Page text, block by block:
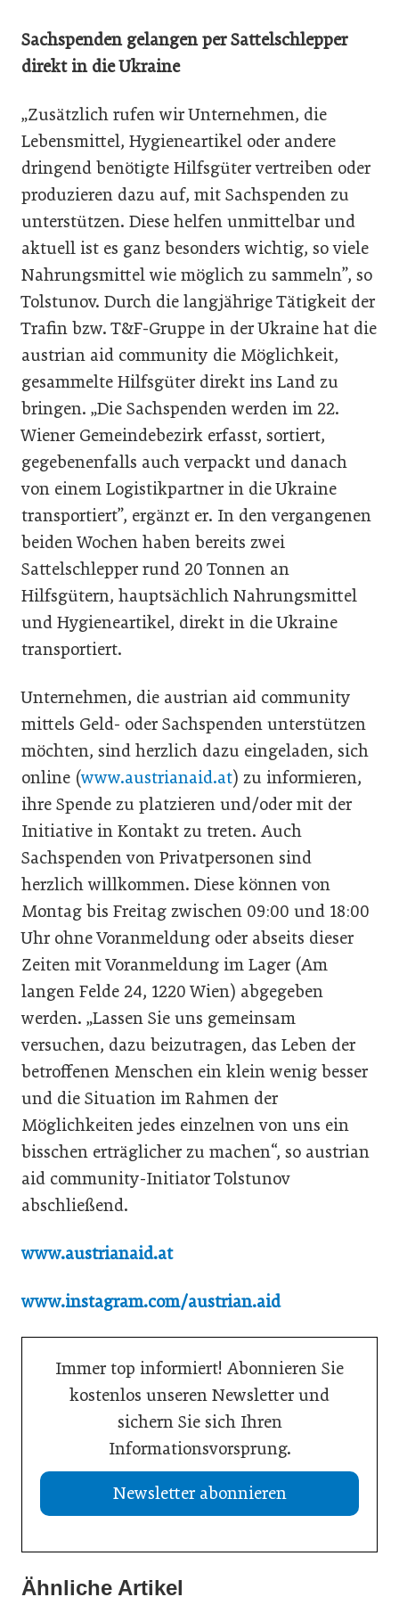
Sachspenden gelangen per Sattelschlepper
direkt in die Ukraine
„Zusätzlich rufen wir Unternehmen, die
Lebensmittel, Hygieneartikel oder andere
dringend benötigte Hilfsgüter vertreiben oder
produzieren dazu auf, mit Sachspenden zu
unterstützen. Diese helfen unmittelbar und
aktuell ist es ganz besonders wichtig, so viele
Nahrungsmittel wie möglich zu sammeln”, so
Tolstunov. Durch die langjährige Tätigkeit der
Trafin bzw. T&F-Gruppe in der Ukraine hat die
austrian aid community die Möglichkeit,
gesammelte Hilfsgüter direkt ins Land zu
bringen. „Die Sachspenden werden im 22.
Wiener Gemeindebezirk erfasst, sortiert,
gegebenenfalls auch verpackt und danach
von einem Logistikpartner in die Ukraine
transportiert”, ergänzt er. In den vergangenen
beiden Wochen haben bereits zwei
Sattelschlepper rund 20 Tonnen an
Hilfsgütern, hauptsächlich Nahrungsmittel
und Hygieneartikel, direkt in die Ukraine
transportiert.
Unternehmen, die austrian aid community
mittels Geld- oder Sachspenden unterstützen
möchten, sind herzlich dazu eingeladen, sich
online (www.austrianaid.at) zu informieren,
ihre Spende zu platzieren und/oder mit der
Initiative in Kontakt zu treten. Auch
Sachspenden von Privatpersonen sind
herzlich willkommen. Diese können von
Montag bis Freitag zwischen 09:00 und 18:00
Uhr ohne Voranmeldung oder abseits dieser
Zeiten mit Voranmeldung im Lager (Am
langen Felde 24, 1220 Wien) abgegeben
werden. „Lassen Sie uns gemeinsam
versuchen, dazu beizutragen, das Leben der
betroffenen Menschen ein klein wenig besser
und die Situation im Rahmen der
Möglichkeiten jedes einzelnen von uns ein
bisschen erträglicher zu machen“, so austrian
aid community-Initiator Tolstunov
abschließend.
www.austrianaid.at
www.instagram.com/austrian.aid
Immer top informiert! Abonnieren Sie
kostenlos unseren Newsletter und
sichern Sie sich Ihren
Informationsvorsprung.
Newsletter abonnieren
Ähnliche Artikel
21. Juli 2026